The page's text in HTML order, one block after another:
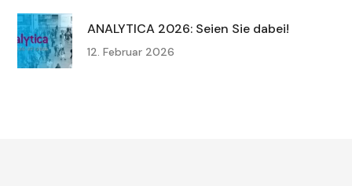
ANALYTICA 2026: Seien Sie dabei!
12. Februar 2026